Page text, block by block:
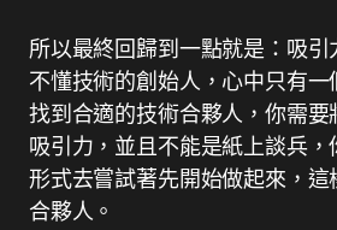
所以最終回歸到一點就是：吸
不懂技術的創始人，心中只有
找到合適的技術合夥人，你需
吸引力，並且不能是紙上談兵，
形式去嘗試著先開始做起來，
合夥人。